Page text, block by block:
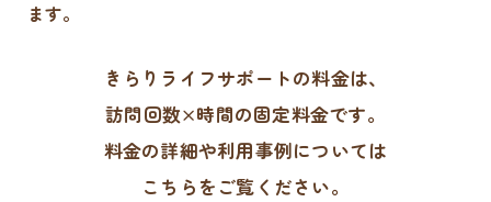
ます。
きらりライフサポートの料金は、
訪問回数×時間の固定料金です。
料金の詳細や利用事例については
こちらをご覧ください。